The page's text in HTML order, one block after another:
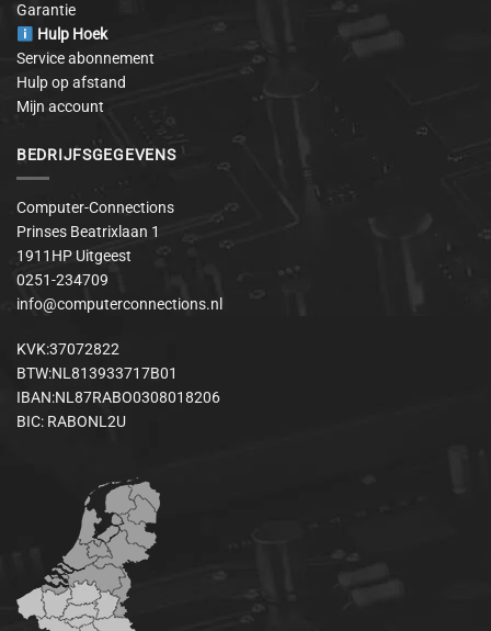
Garantie
Hulp Hoek
Service abonnement
Hulp op afstand
Mijn account
BEDRIJFSGEGEVENS
Computer-Connections
Prinses Beatrixlaan 1
1911HP Uitgeest
0251-234709
info@computerconnections.nl
KVK:37072822
BTW:NL813933717B01
IBAN:NL87RABO0308018206
BIC: RABONL2U